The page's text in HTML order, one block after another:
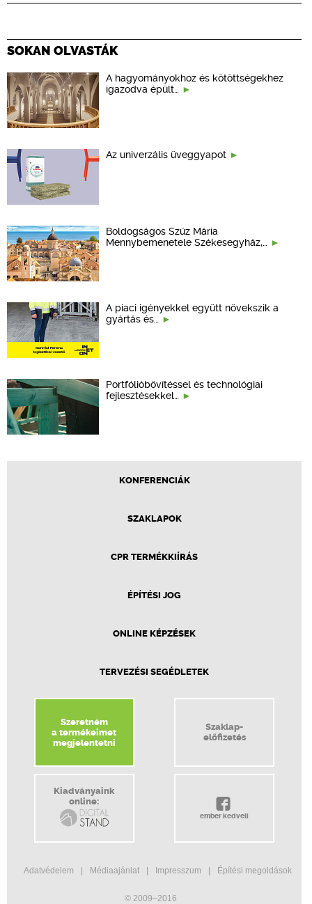
SOKAN OLVASTÁK
A hagyományokhoz és kötöttségekhez
igazodva épült…
Az univerzális üveggyapot
Boldogságos Szűz Mária
Mennybemenetele Székesegyház,…
A piaci igényekkel együtt növekszik a
gyártás és…
Portfólióbővítéssel és technológiai
fejlesztésekkel…
KONFERENCIÁK
SZAKLAPOK
CPR TERMÉKKIÍRÁS
ÉPÍTÉSI JOG
ONLINE KÉPZÉSEK
TERVEZÉSI SEGÉDLETEK
Szeretném
a termékeimet
megjelentetni
Szaklap-
előfizetés
Kiadványaink
online:
ember kedveli
Adatvédelem Médiaajánlat Impresszum Építési megoldások
© 2009–2016